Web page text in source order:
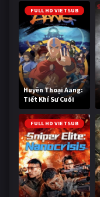
FULL HD VIETSUB
Huyền Thoại Aang:
Tiết Khí Sư Cuối
Cùng
FULL HD VIETSUB